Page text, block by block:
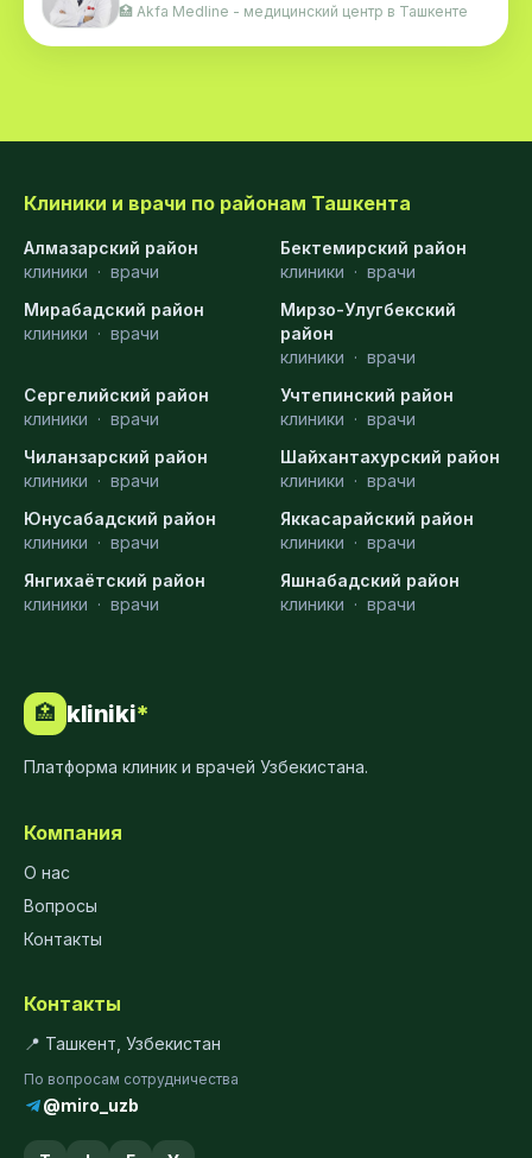
🏥 Akfa Medline - медицинский центр в Ташкенте
Клиники и врачи по районам Ташкента
Алмазарский район
клиники · врачи
Бектемирский район
клиники · врачи
Мирабадский район
клиники · врачи
Мирзо-Улугбекский
район
клиники · врачи
Сергелийский район
клиники · врачи
Учтепинский район
клиники · врачи
Чиланзарский район
клиники · врачи
Шайхантахурский район
клиники · врачи
Юнусабадский район
клиники · врачи
Яккасарайский район
клиники · врачи
Янгихаётский район
клиники · врачи
Яшнабадский район
клиники · врачи
🏥 kliniki*
Платформа клиник и врачей Узбекистана.
Компания
О нас
Вопросы
Контакты
Контакты
📍 Ташкент, Узбекистан
По вопросам сотрудничества
@miro_uzb